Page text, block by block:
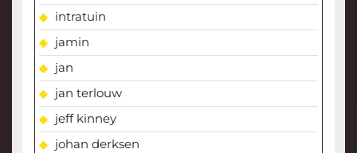
intratuin
jamin
jan
jan terlouw
jeff kinney
johan derksen